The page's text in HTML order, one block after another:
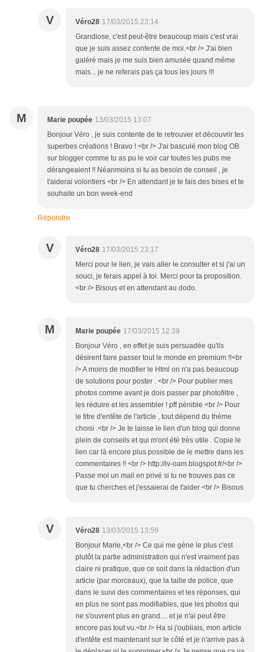
V Véro28 17/03/2015 23:14
Grandiose, c'est peut-être beaucoup mais c'est vrai
que je suis assez contente de moi.<br /> J'ai bien
galéré mais je me suis bien amusée quand même
mais... je ne referais pas ça tous les jours !!!
M Marie poupée 13/03/2015 13:07
Bonjour Véro , je suis contente de te retrouver et découvrir tes
superbes créations ! Bravo ! <br /> J'ai basculé mon blog OB
sur blogger comme tu as pu le voir car toutes les pubs me
dérangeaient !! Néanmoins si tu as besoin de conseil , je
t'aiderai volontiers <br /> En attendant je te fais des bises et te
souhaite un bon week-end
Répondre
V Véro28 17/03/2015 23:17
Merci pour le lien, je vais aller le consulter et si j'ai un
souci, je ferais appel à toi. Merci pour ta proposition.
<br /> Bisous et en attendant au dodo.
M Marie poupée 17/03/2015 12:39
Bonjour Véro , en effet je suis persuadée qu'ils
désirent faire passer tout le monde en premium !!<br
/> A moins de modifier le Html on n'a pas beaucoup
de solutions pour poster . <br /> Pour publier mes
photos comme avant je dois passer par photofiltre ,
les réduire et les assembler ! pff pénible <br /> Pour
le titre d'entête de l'article , tout dépend du thème
choisi .<br /> Je te laisse le lien d'un blog qui donne
plein de conseils et qui m'ont été très utile . Copie le
lien car là encore plus possible de le mettre dans les
commentaires !! <br /> http://iv-oam.blogspot.fr/<br />
Passe moi un mail en privé si tu ne trouves pas ce
que tu cherches et j'essaierai de t'aider <br /> Bisous
V Véro28 13/03/2015 13:59
Bonjour Marie,<br /> Ce qui me gène le plus c'est
plutôt la partie administration qui n'est vraiment pas
claire ni pratique, que ce soit dans la rédaction d'un
article (par morceaux), que la taille de police, que
dans le suivi des commentaires et les réponses, qui
en plus ne sont pas modifiables, que les photos qui
ne s'ouvrent plus en grand.... et je n'ai peut être
encore pas tout vu.<br /> Ha si j'oubliais, mon article
d'entête est maintenant sur le côté et je n'arrive pas à